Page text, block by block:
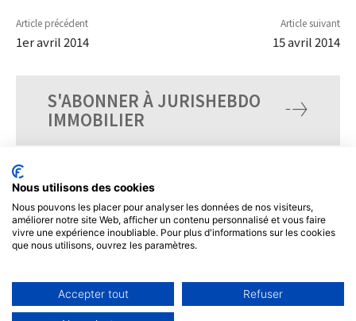
Article précédent
1er avril 2014
Article suivant
15 avril 2014
S'ABONNER À JURISHEBDO
IMMOBILIER
Nous utilisons des cookies
Nous pouvons les placer pour analyser les données de nos visiteurs,
améliorer notre site Web, afficher un contenu personnalisé et vous faire
vivre une expérience inoubliable. Pour plus d'informations sur les cookies
que nous utilisons, ouvrez les paramètres.
Accepter tout Refuser